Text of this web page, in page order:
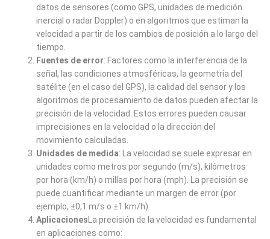
datos de sensores (como GPS, unidades de medición
inercial o radar Doppler) o en algoritmos que estiman la
velocidad a partir de los cambios de posición a lo largo del
tiempo.
Fuentes de error: Factores como la interferencia de la
señal, las condiciones atmosféricas, la geometría del
satélite (en el caso del GPS), la calidad del sensor y los
algoritmos de procesamiento de datos pueden afectar la
precisión de la velocidad. Estos errores pueden causar
imprecisiones en la velocidad o la dirección del
movimiento calculadas.
Unidades de medida: La velocidad se suele expresar en
unidades como metros por segundo (m/s), kilómetros
por hora (km/h) o millas por hora (mph). La precisión se
puede cuantificar mediante un margen de error (por
ejemplo, ±0,1 m/s o ±1 km/h).
Aplicaciones La precisión de la velocidad es fundamental
en aplicaciones como: